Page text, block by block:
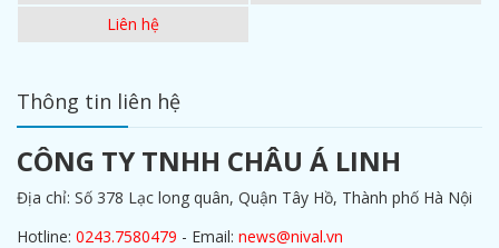
Liên hệ
Thông tin liên hệ
CÔNG TY TNHH CHÂU Á LINH
Địa chỉ: Số 378 Lạc long quân, Quận Tây Hồ, Thành phố Hà Nội
Hotline: 0243.7580479 - Email: news@nival.vn